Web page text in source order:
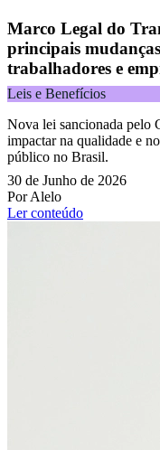
Marco Legal do
principais
trabalhadores e
Leis e Benefícios
Nova lei sancionada pelo
impactar na qualidade e
público no Brasil.
30 de Junho de 2026
Por Alelo
Ler conteúdo